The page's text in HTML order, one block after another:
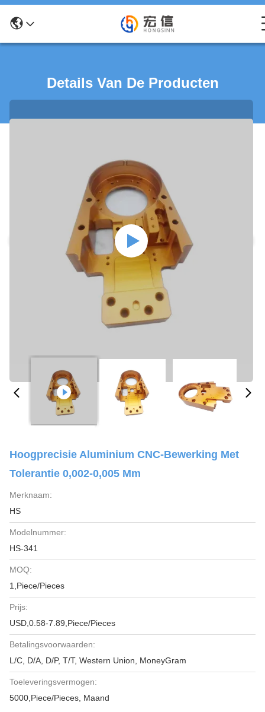
Details Van De Producten
Hoogprecisie Aluminium CNC-Bewerking Met
Tolerantie 0,002-0,005 Mm
Merknaam:
HS
Modelnummer:
HS-341
MOQ:
1,Piece/Pieces
Prijs:
USD,0.58-7.89,Piece/Pieces
Betalingsvoorwaarden:
L/C, D/A, D/P, T/T, Western Union, MoneyGram
Toeleveringsvermogen:
5000,Piece/Pieces, Maand